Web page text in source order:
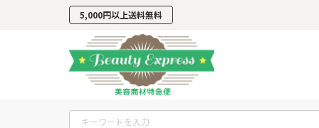
5,000円以上送料無料